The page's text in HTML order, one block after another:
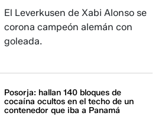
El Leverkusen de Xabi Alonso se
corona campeón alemán con
goleada.
Posorja: hallan 140 bloques de
cocaína ocultos en el techo de un
contenedor que iba a Panamá